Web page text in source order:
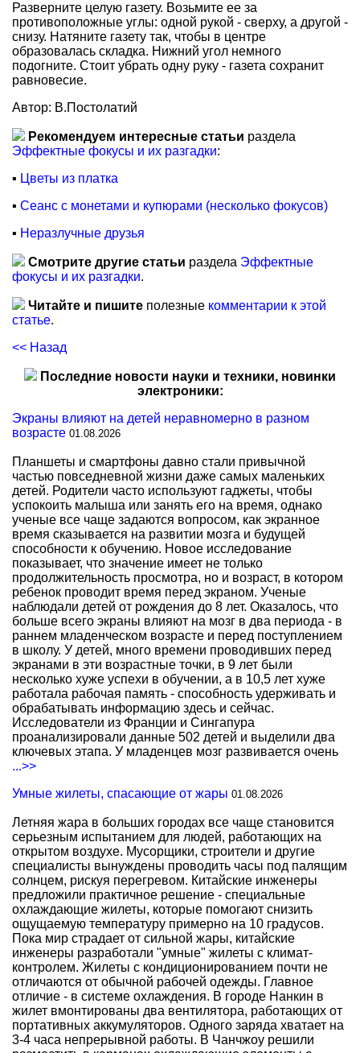
Разверните целую газету. Возьмите ее за
противоположные углы: одной рукой - сверху, а другой -
снизу. Натяните газету так, чтобы в центре
образовалась складка. Нижний угол немного
подогните. Стоит убрать одну руку - газета сохранит
равновесие.
Автор: В.Постолатий
Рекомендуем интересные статьи раздела
Эффектные фокусы и их разгадки:
▪ Цветы из платка
▪ Сеанс с монетами и купюрами (несколько фокусов)
▪ Неразлучные друзья
Смотрите другие статьи раздела Эффектные
фокусы и их разгадки.
Читайте и пишите полезные комментарии к этой
статье.
<< Назад
Последние новости науки и техники, новинки
электроники:
Экраны влияют на детей неравномерно в разном
возрасте 01.08.2026
Планшеты и смартфоны давно стали привычной
частью повседневной жизни даже самых маленьких
детей. Родители часто используют гаджеты, чтобы
успокоить малыша или занять его на время, однако
ученые все чаще задаются вопросом, как экранное
время сказывается на развитии мозга и будущей
способности к обучению. Новое исследование
показывает, что значение имеет не только
продолжительность просмотра, но и возраст, в котором
ребенок проводит время перед экраном. Ученые
наблюдали детей от рождения до 8 лет. Оказалось, что
больше всего экраны влияют на мозг в два периода - в
раннем младенческом возрасте и перед поступлением
в школу. У детей, много времени проводивших перед
экранами в эти возрастные точки, в 9 лет были
несколько хуже успехи в обучении, а в 10,5 лет хуже
работала рабочая память - способность удерживать и
обрабатывать информацию здесь и сейчас.
Исследователи из Франции и Сингапура
проанализировали данные 502 детей и выделили два
ключевых этапа. У младенцев мозг развивается очень
...>>
Умные жилеты, спасающие от жары 01.08.2026
Летняя жара в больших городах все чаще становится
серьезным испытанием для людей, работающих на
открытом воздухе. Мусорщики, строители и другие
специалисты вынуждены проводить часы под палящим
солнцем, рискуя перегревом. Китайские инженеры
предложили практичное решение - специальные
охлаждающие жилеты, которые помогают снизить
ощущаемую температуру примерно на 10 градусов.
Пока мир страдает от сильной жары, китайские
инженеры разработали "умные" жилеты с климат-
контролем. Жилеты с кондиционированием почти не
отличаются от обычной рабочей одежды. Главное
отличие - в системе охлаждения. В городе Нанкин в
жилет вмонтированы два вентилятора, работающих от
портативных аккумуляторов. Одного заряда хватает на
3-4 часа непрерывной работы. В Чанчжоу решили